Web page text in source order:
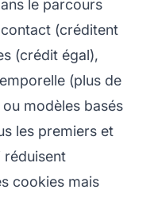
le parcours
(créditent
(crédit égal),
(plus de
modèles basés
les premiers et
réduisent
cookies mais